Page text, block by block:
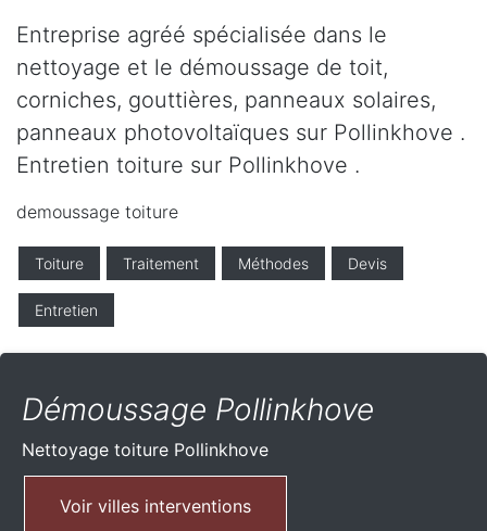
Entreprise agréé spécialisée dans le
nettoyage et le démoussage de toit,
corniches, gouttières, panneaux solaires,
panneaux photovoltaïques sur Pollinkhove .
Entretien toiture sur Pollinkhove .
demoussage toiture
Toiture Traitement Méthodes Devis
Entretien
Démoussage Pollinkhove
Nettoyage toiture Pollinkhove
Voir villes interventions